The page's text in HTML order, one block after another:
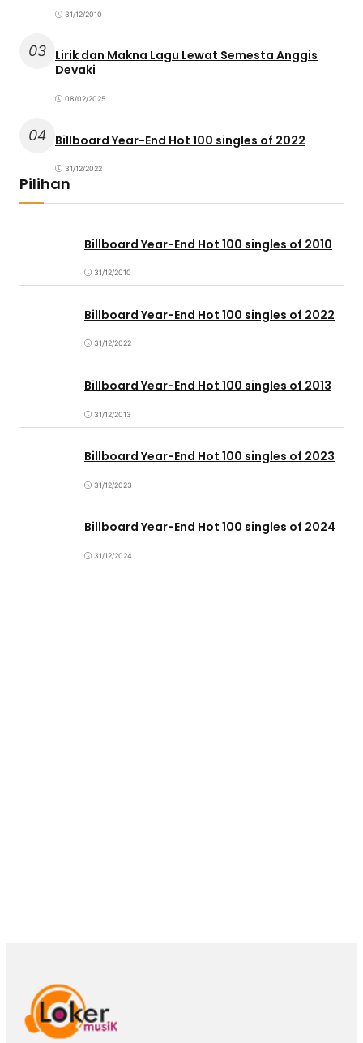
31/12/2010
03 Lirik dan Makna Lagu Lewat Semesta Anggis
Devaki
08/02/2025
04 Billboard Year-End Hot 100 singles of 2022
31/12/2022
Pilihan
Billboard Year-End Hot 100 singles of 2010
31/12/2010
Billboard Year-End Hot 100 singles of 2022
31/12/2022
Billboard Year-End Hot 100 singles of 2013
31/12/2013
Billboard Year-End Hot 100 singles of 2023
31/12/2023
Billboard Year-End Hot 100 singles of 2024
31/12/2024